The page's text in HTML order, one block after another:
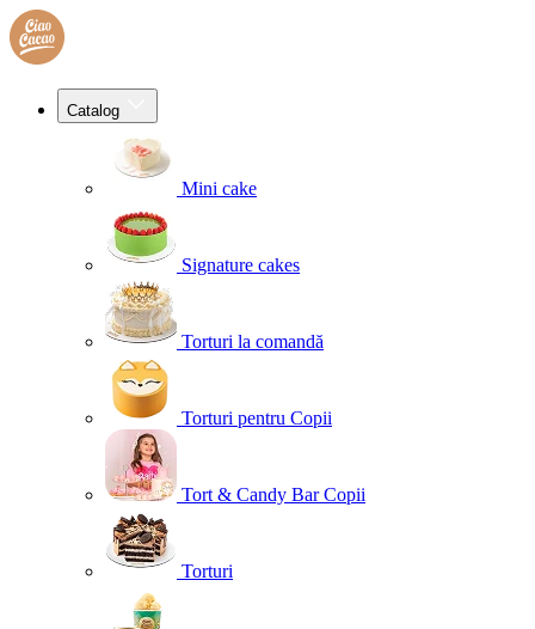
Catalog
Mini cake
Signature cakes
Torturi la comandă
Torturi pentru Copii
Tort & Candy Bar Copii
Torturi